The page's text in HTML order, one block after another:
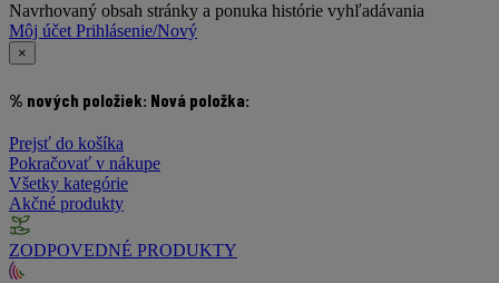
Navrhovaný obsah stránky a ponuka histórie vyhľadávania
Môj účet Prihlásenie/Nový
×
% nových položiek: Nová položka:
Prejsť do košíka
Pokračovať v nákupe
Všetky kategórie
Akčné produkty
ZODPOVEDNÉ PRODUKTY